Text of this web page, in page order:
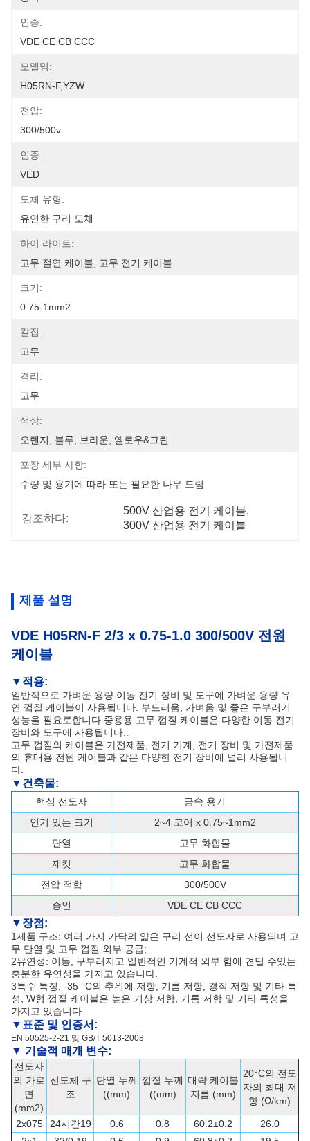
인증:
VDE CE CB CCC
모델명:
H05RN-F,YZW
전압:
300/500v
인증:
VED
도체 유형:
유연한 구리 도체
하이 라이트:
고무 절연 케이블, 고무 전기 케이블
크기:
0.75-1mm2
칼집:
고무
격리:
고무
색상:
오렌지, 블루, 브라운, 옐로우&그린
포장 세부 사항:
수량 및 용기에 따라 또는 필요한 나무 드럼
강조하다:
500V 산업용 전기 케이블,
300V 산업용 전기 케이블
제품 설명
VDE H05RN-F 2/3 x 0.75-1.0 300/500V 전원
케이블
▼ 적용:
일반적으로 가벼운 용량 이동 전기 장비 및 도구에 가벼운 용량 유
연 껍질 케이블이 사용됩니다. 부드러움, 가벼움 및 좋은 구부러기
성능을 필요로합니다.중용용 고무 껍질 케이블은 다양한 이동 전기
장비와 도구에 사용됩니다..
고무 껍질의 케이블은 가전제품, 전기 기계, 전기 장비 및 가전제품
의 휴대용 전원 케이블과 같은 다양한 전기 장비에 널리 사용됩니
다.
▼ 건축물:
핵심 선도자
금속 용기
인기 있는 크기
2~4 코어 x 0.75~1mm2
단열
고무 화합물
재킷
고무 화합물
전압 적합
300/500V
승인
VDE CE CB CCC
▼ 장점:
1제품 구조: 여러 가지 가닥의 얇은 구리 선이 선도자로 사용되며 고
무 단열 및 고무 껍질 외부 공급;
2유연성: 이동, 구부러지고 일반적인 기계적 외부 힘에 견딜 수있는
충분한 유연성을 가지고 있습니다.
3특수 특징: -35 °C의 추위에 저항, 기름 저항, 경직 저항 및 기타 특
성, W형 껍질 케이블은 높은 기상 저항, 기름 저항 및 기타 특성을
가지고 있습니다.
▼ 표준 및 인증서 :
EN 50525-2-21 및 GB/T 5013-2008
▼ 기술적 매개 변수:
선도자
의 가로
면
(mm2)
선도체 구
조
단열 두께
((mm)
껍질 두께
((mm)
대략 케이블
지름 (mm)
20°C의 전도
자의 최대 저
항 (Ω/km)
2x075 24시간19 0.6 0.8 60.2±0.2
26.0